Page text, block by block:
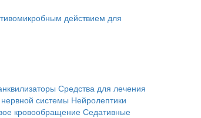
действием для
Средства для лечения
системы Нейролептики
кровообращение Седативные